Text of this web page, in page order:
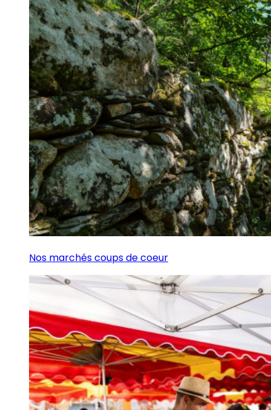
Nos marchés coups de coeur